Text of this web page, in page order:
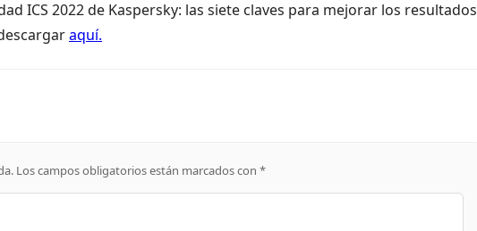
ICS 2022 de Kaspersky: las siete claves para mejorar los resultados
aquí.
Los campos obligatorios están marcados con *